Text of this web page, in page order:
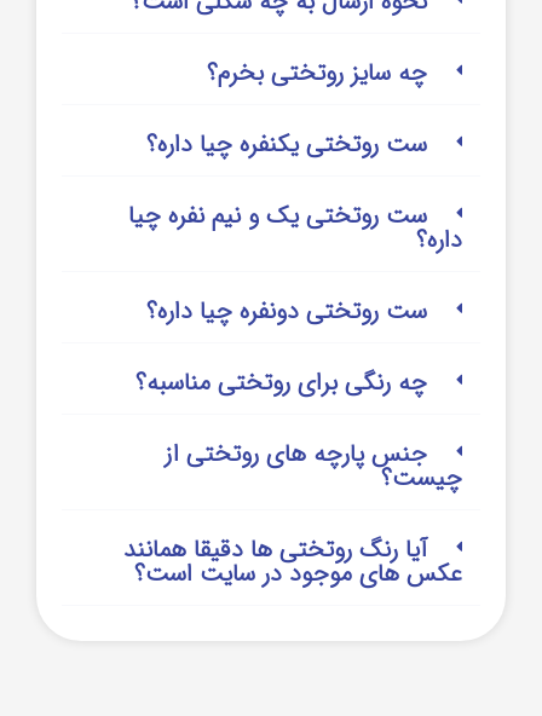
چه سایز روتختی بخرم؟
ست روتختی یکنفره چیا داره؟
ست روتختی یک و نیم نفره چیا
داره؟
ست روتختی دونفره چیا داره؟
چه رنگی برای روتختی مناسبه؟
جنس پارچه های روتختی از
چیست؟
آیا رنگ روتختی ها دقیقا همانند
عکس های موجود در سایت است؟